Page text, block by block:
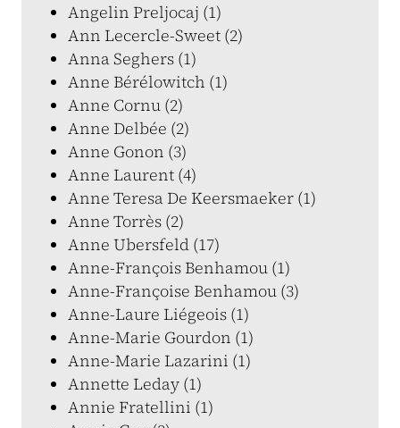
Angelin Preljocaj (1)
Ann Lecercle-Sweet (2)
Anna Seghers (1)
Anne Bérélowitch (1)
Anne Cornu (2)
Anne Delbée (2)
Anne Gonon (3)
Anne Laurent (4)
Anne Teresa De Keersmaeker (1)
Anne Torrès (2)
Anne Ubersfeld (17)
Anne-François Benhamou (1)
Anne-Françoise Benhamou (3)
Anne-Laure Liégeois (1)
Anne-Marie Gourdon (1)
Anne-Marie Lazarini (1)
Annette Leday (1)
Annie Fratellini (1)